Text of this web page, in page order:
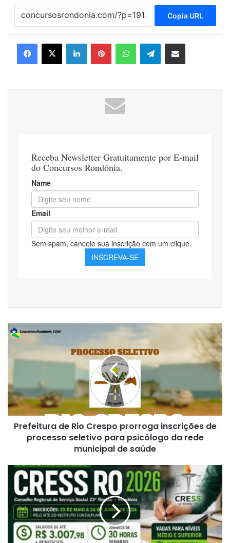
Copia URL
LinkedinPinterestWhatsAppTelegramCompartilhar via e-mail
Prefeitura
de
Crespo
inscrições
de
processo
seletivo
para
psicólogo
municipal
de
saúde
Prefeitura de Rio Crespo prorroga inscrições de
processo seletivo para psicólogo da rede
municipal de saúde
Concurso
CRESS
RO
2026:
Vagas
de
níveis